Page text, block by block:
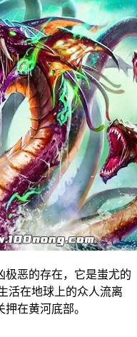
极恶的存在，它是蚩尤的
活在地球上的众人流离
在黄河底部。